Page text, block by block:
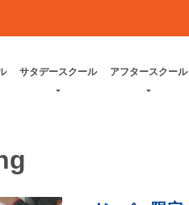
サタデースクール アフタースクール